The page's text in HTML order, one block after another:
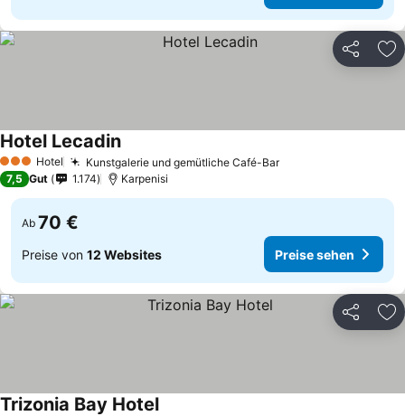
Teilen
3 SterneHotel Kunstgalerie und gemütliche Café-Bar
Hotel Lecadin
7,5 Gut 1.174 Karpenisi
Ab 70 €
Preise von 12 Websites Preise sehen
Teilen
Trizonia Bay Hotel